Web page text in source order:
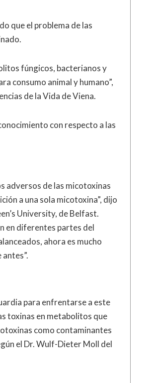
que el problema de las
fúngicos, bacterianos y
consumo animal y humano”,
de la Vida de Viena.
con respecto a las
adversos de las micotoxinas
a una sola micotoxina”, dijo
University, de Belfast.
en diferentes partes del
ahora es mucho
para enfrentarse a este
toxinas en metabolitos que
como contaminantes
el Dr. Wulf-Dieter Moll del